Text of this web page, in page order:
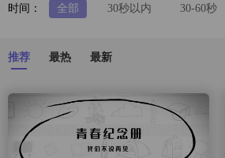
时间： 全部 30秒以内 30-60秒
推荐 最热 最新